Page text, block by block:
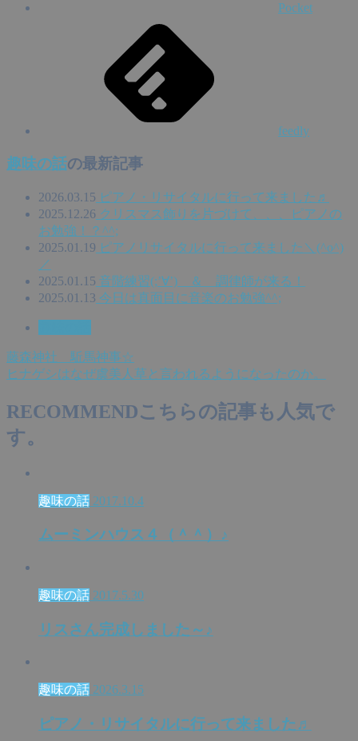
Pocket
feedly
趣味の話の最新記事
2026.03.15 ピアノ・リサイタルに行って来ました♬
2025.12.26 クリスマス飾りを片づけて、、、ピアノの
お勉強！？^^;
2025.01.19 ピアノリサイタルに行って来ました＼(^o^)
／
2025.01.15 音階練習(;’∀’) ＆ 調律師が来る！
2025.01.13 今日は真面目に音楽のお勉強^^;
藤森神社 駈馬神事☆
ヒナゲシはなぜ虞美人草と言われるようになったのか。
RECOMMENDこちらの記事も人気で
す。
趣味の話 2017.10.4
ムーミンハウス４（＾＾）♪
趣味の話 2017.5.30
リスさん完成しました～♪
趣味の話 2026.3.15
ピアノ・リサイタルに行って来ました♬